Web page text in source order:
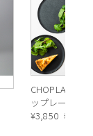
CHOPLATE（
ップレート）
（BLACK）
¥3,850 税込